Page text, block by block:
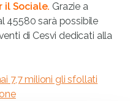
il Sociale. Grazie a
45580 sarà possibile
di Cesvi dedicati alla
7,7 milioni gli sfollati